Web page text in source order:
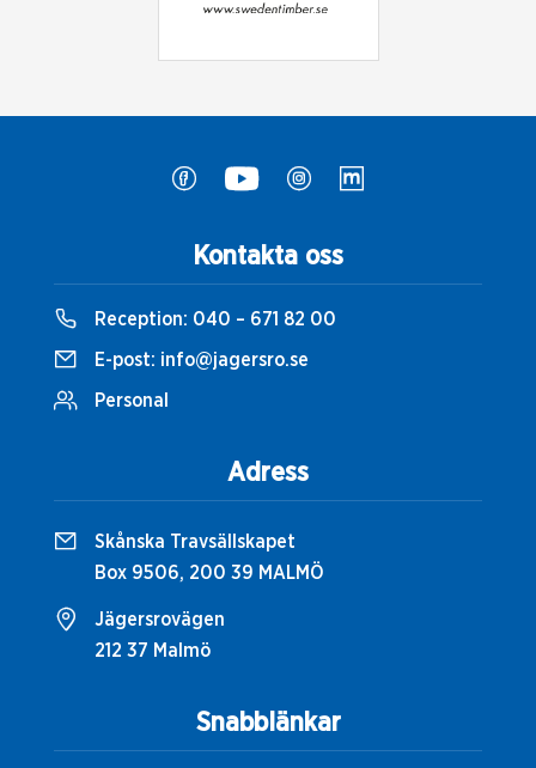
Snabblänkar
Kontakta oss
Reception: 040 – 671 82 00
E-post: info@jagersro.se
Personal
Adress
Skånska Travsällskapet
Box 9506, 200 39 MALMÖ
Jägersrovägen
212 37 Malmö